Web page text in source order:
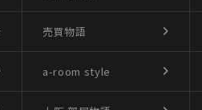
売買物語
a-room style